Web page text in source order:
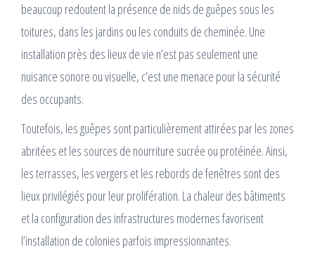
beaucoup redoutent la présence de nids de guêpes sous les
toitures, dans les jardins ou les conduits de cheminée. Une
installation près des lieux de vie n’est pas seulement une
nuisance sonore ou visuelle, c’est une menace pour la sécurité
des occupants.
Toutefois, les guêpes sont particulièrement attirées par les zones
abritées et les sources de nourriture sucrée ou protéinée. Ainsi,
les terrasses, les vergers et les rebords de fenêtres sont des
lieux privilégiés pour leur prolifération. La chaleur des bâtiments
et la configuration des infrastructures modernes favorisent
l’installation de colonies parfois impressionnantes.